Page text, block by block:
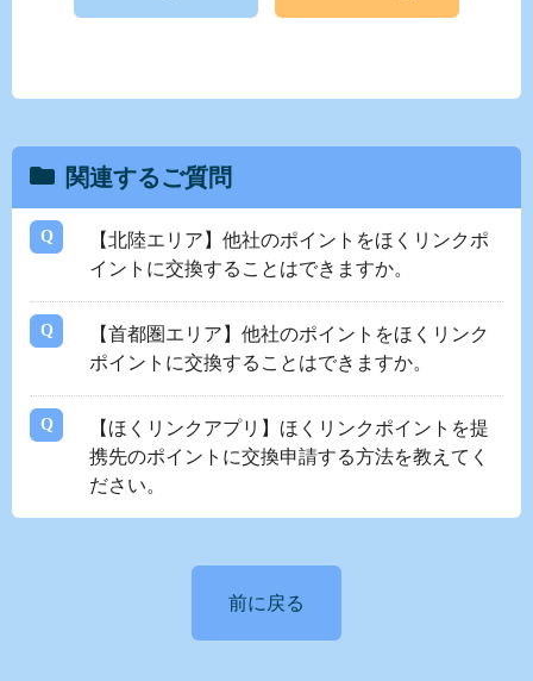
関連するご質問
【北陸エリア】他社のポイントをほくリンクポ
イントに交換することはできますか。
【首都圏エリア】他社のポイントをほくリンク
ポイントに交換することはできますか。
【ほくリンクアプリ】ほくリンクポイントを提
携先のポイントに交換申請する方法を教えてく
ださい。
前に戻る